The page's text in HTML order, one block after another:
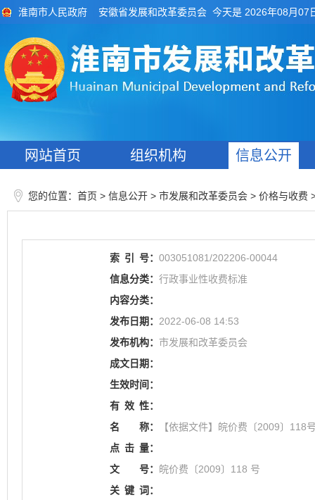
淮南市人民政府 安徽省发展和改革委员会 今天是 2026年08月07
网站首页 组织机构 信息公开
您的位置： 首页 > 信息公开 > 市发展和改革委员会 > 价格与收费
索 引 号： 003051081/202206-00044
信息分类： 行政事业性收费标准
内容分类：
发布日期： 2022-06-08 14:53
发布机构： 市发展和改革委员会
成文日期：
生效时间：
有 效 性：
名
称：
【依据文件】皖价费〔2009〕118
点 击 量：
文
号： 皖价费〔2009〕118 号
关 键 词：